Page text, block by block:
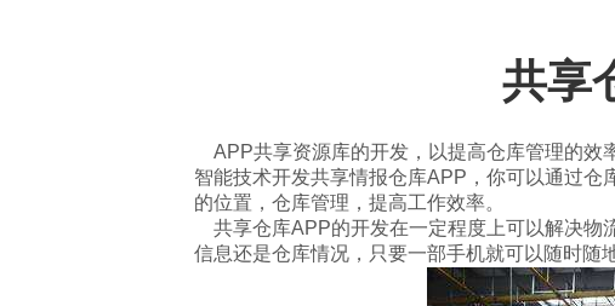
共享
APP共享资源库的开发，以提高仓库管理的效
智能技术开发共享情报仓库APP，你可以通过
的位置，仓库管理，提高工作效率。
共享仓库APP的开发在一定程度上可以解决物
信息还是仓库情况，只要一部手机就可以随时随